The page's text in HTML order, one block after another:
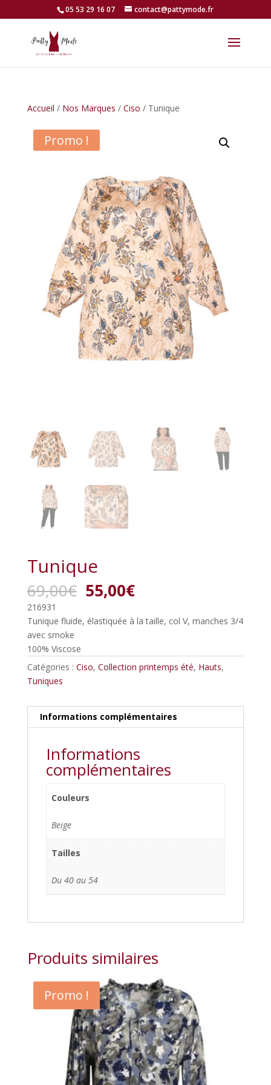
05 53 29 16 07 contact@pattymode.fr
Accueil / Nos Marques / Ciso / Tunique
Promo !
Tunique
69,00€ Le
prix
initial
était :
55,00€Le
prix
actuel
est :
216931
Tunique fluide, élastiquée à la taille, col V, manches 3/4
avec smoke
100% Viscose
Catégories : Ciso, Collection printemps été, Hauts,
Tuniques
Informations complémentaires
Informations
complémentaires
Couleurs
Beige
Tailles
Du 40 au 54
Produits similaires
Promo !